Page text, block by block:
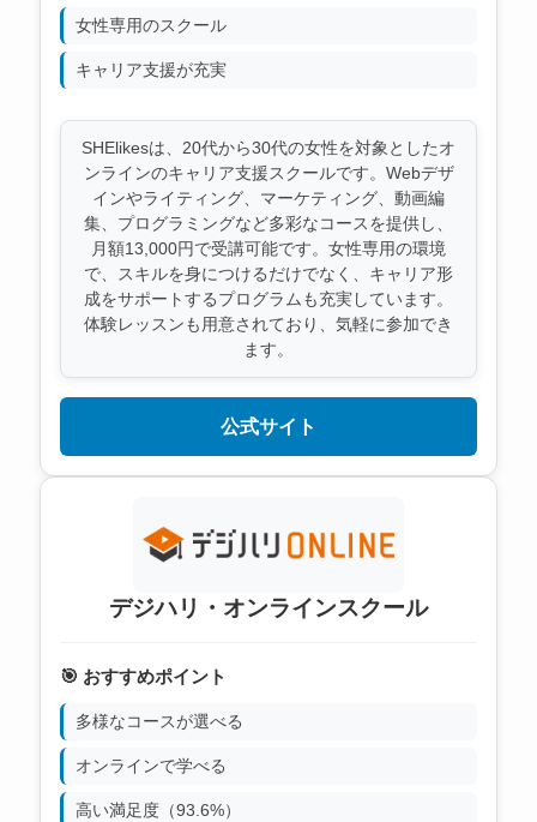
女性専用のスクール
キャリア支援が充実
SHElikesは、20代から30代の女性を対象としたオ
ンラインのキャリア支援スクールです。Webデザ
インやライティング、マーケティング、動画編
集、プログラミングなど多彩なコースを提供し、
月額13,000円で受講可能です。女性専用の環境
で、スキルを身につけるだけでなく、キャリア形
成をサポートするプログラムも充実しています。
体験レッスンも用意されており、気軽に参加でき
ます。
公式サイト
デジハリ・オンラインスクール
🎯 おすすめポイント
多様なコースが選べる
オンラインで学べる
高い満足度（93.6%）